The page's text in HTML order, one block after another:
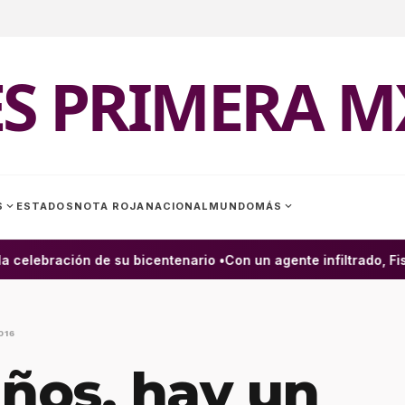
PRIMERA
expand_more ESTADOS NOTA ROJA NACIONAL MUNDOMÁS expand_more
de su bicentenario •Con un agente infiltrado,